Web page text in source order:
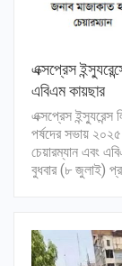
এক্সপ্রেস
এবিএম কায়ছার
এক্সপ্রেস
পর্ষদের সভায়
চেয়ারম্যান এবং
বুধবার (৮ জুলাই)